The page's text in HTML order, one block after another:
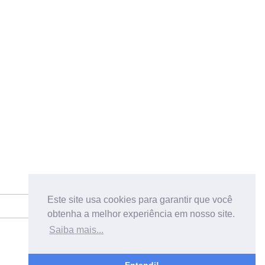
Este site usa cookies para garantir que você
obtenha a melhor experiência em nosso site.
Saiba mais...